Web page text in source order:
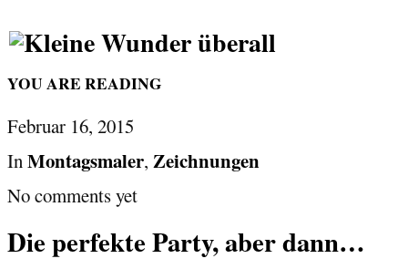
YOU ARE READING
Februar 16, 2015
InMontagsmaler, Zeichnungen
No comments yet
Die perfekte Party, aber dann…